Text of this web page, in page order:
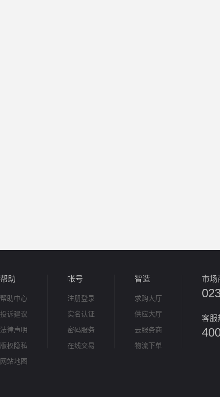
帮助
帮助中心
投诉建议
法律声明
版权隐私
网站地图
帐号
注册登录
实名认证
密码服务
在线交易
智造
求购大厅
供应大厅
云服务商
物流下单
市场
客服